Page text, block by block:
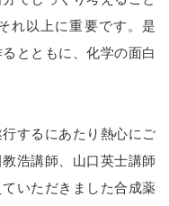
れ以上に重要です。是
とともに、化学の面白
するにあたり熱心にご
浩講師、山口英士講師
いただきました合成薬